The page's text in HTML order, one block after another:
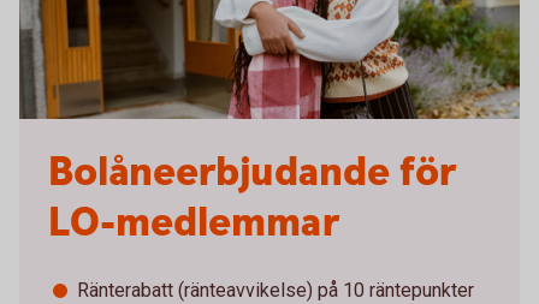
Bolåneerbjudande för
LO-medlemmar
Ränterabatt (ränteavvikelse) på 10 räntepunkter